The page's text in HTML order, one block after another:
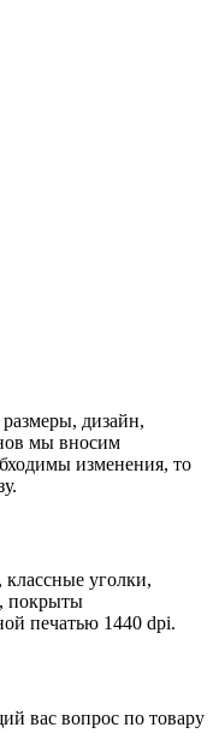
дизайн,
мы вносим
изменения, то
уголки,
покрыты
печатью 1440 dpi.
вас вопрос по товару